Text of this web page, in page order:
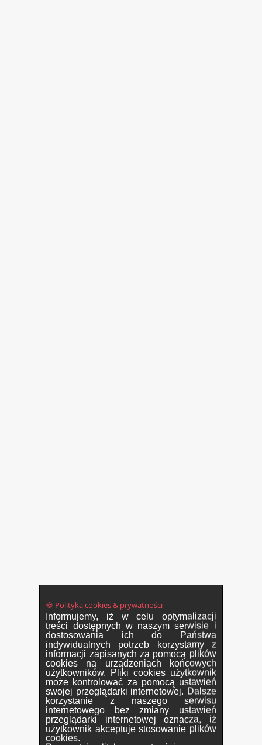
🍪 Polityka cookies & prywatności
Informujemy, iż w celu optymalizacji
treści dostępnych w naszym serwisie i
dostosowania ich do Państwa
indywidualnych potrzeb korzystamy z
informacji zapisanych za pomocą plików
cookies na urządzeniach końcowych
użytkowników. Pliki cookies użytkownik
może kontrolować za pomocą ustawień
swojej przeglądarki internetowej. Dalsze
korzystanie z naszego serwisu
internetowego bez zmiany ustawień
przeglądarki internetowej oznacza, iż
użytkownik akceptuje stosowanie plików
cookies.